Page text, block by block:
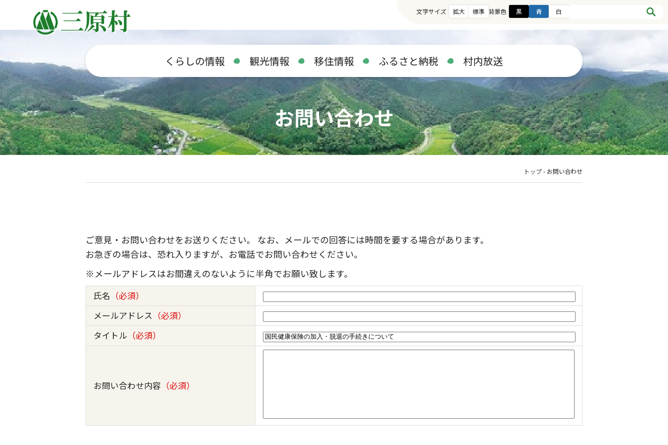
文字サイズ 拡大 標準 背景色 黒 青 白
くらしの情報 観光情報 移住情報 ふるさと納税 村内放送
お問い合わせ
トップ- お問い合わせ
ご意見・お問い合わせをお送りください。 なお、メールでの回答には時間を要する場合があります。
お急ぎの場合は、恐れ入りますが、お電話でお問い合わせください。
※メールアドレスはお間違えのないように半角でお願い致します。
氏名 （必須）
メールアドレス （必須）
タイトル （必須）
お問い合わせ内容 （必須）